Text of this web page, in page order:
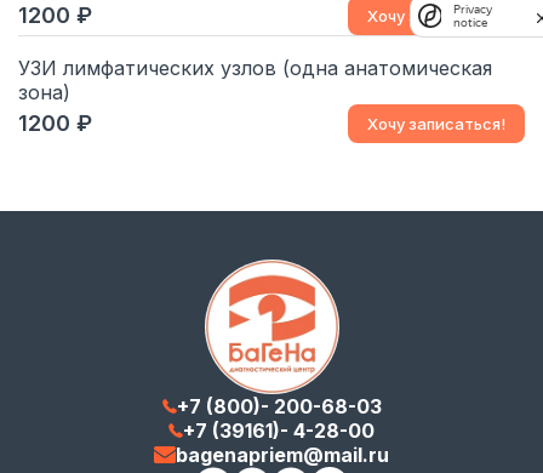
1200 Хочу записаться!
УЗИ лимфатических узлов (одна анатомическая
зона)
1200 Хочу записаться!
+7 (800)- 200-68-03
+7 (39161)- 4-28-00
bagenapriem@mail.ru
Privacy
notice